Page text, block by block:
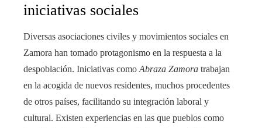
iniciativas sociales
Diversas asociaciones civiles y movimientos sociales en
Zamora han tomado protagonismo en la respuesta a la
despoblación. Iniciativas como Abraza Zamora trabajan
en la acogida de nuevos residentes, muchos procedentes
de otros países, facilitando su integración laboral y
cultural. Existen experiencias en las que pueblos como